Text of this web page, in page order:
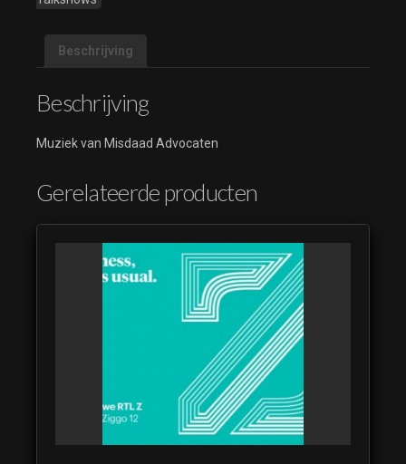
Advocaten 06
Misdaad
Advocaten 07
Advocaten 08
Misdaad
Advocaten 09
(luistervoorbeeld)
Advocaten 10
Advocaten 12
(luistervoorbeeld)
Beschrijving
Beschrijving
Muziek van Misdaad Advocaten
Gerelateerde producten